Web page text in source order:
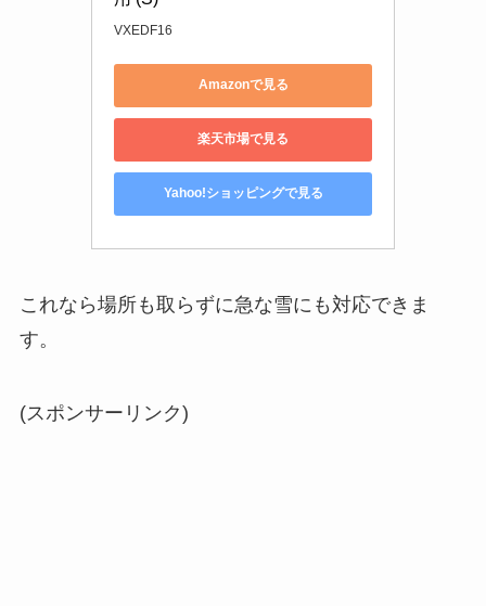
VXEDF16
Amazonで見る
楽天市場で見る
Yahoo!ショッピングで見る
これなら場所も取らずに急な雪にも対応できま
す。
(スポンサーリンク)